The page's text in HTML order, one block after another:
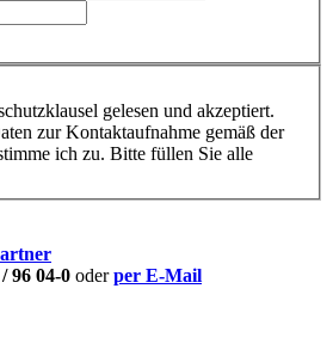
zur Kontaktaufnahme gemäß der
ich zu. Bitte füllen Sie alle
96 04-0 oderper E-Mail